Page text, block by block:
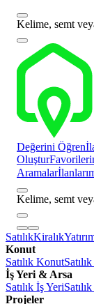
Kelime, semt
Değerini Öğren
Oluştur
Aramalar
Kelime, semt
SatılıkKiralık
Konut
Satılık Konut
İş Yeri & Arsa
Satılık İş Yeri
Projeler